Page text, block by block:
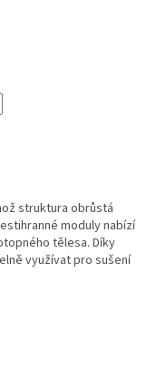
struktura obrůstá
moduly nabízí
tělesa. Díky
využívat pro sušení